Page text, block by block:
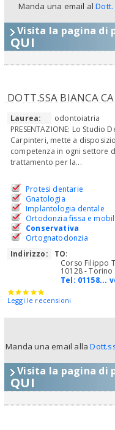
Manda una email al
Visita la pagina di
QUI
DOTT.SSA BIANCA
Laurea:
odontoiatria
PRESENTAZIONE: Lo
Carpinteri, mette a
competenza in ogni settore
trattamento per la...
Protesi dentarie
Gnatologia
Implantologia dentale
Ortodonzia fissa e
Conservativa
Ortognatodonzia
Indirizzo:
TO:
Corso Filippo
10128 - Torino
Tel: 01158...
Leggi le recensioni
Manda una email alla
Visita la pagina di
QUI